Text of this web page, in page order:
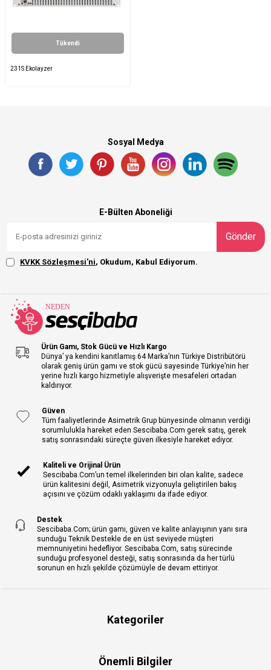
Tükendi
231S Ekolayzer
Sosyal Medya
E-Bülten Aboneliği
Gönder
KVKK Sözleşmesi'ni, Okudum, Kabul Ediyorum.
Ürün Gamı, Stok Gücü ve Hızlı Kargo
Dünya’ ya kendini kanıtlamış 64 Marka’nın Türkiye Distribütörü
olarak geniş ürün gamı ve stok gücü sayesinde Türkiye’nin her
yerine hızlı kargo hizmetiyle alışverişte mesafeleri ortadan
kaldırıyor.
Güven
Tüm faaliyetlerinde Asimetrik Grup bünyesinde olmanın verdiği
sorumlulukla hareket eden Sescibaba.Com gerek satış, gerek
satış sonrasındaki süreçte güven ilkesiyle hareket ediyor.
Kaliteli ve Orijinal Ürün
Sescibaba.Com’un temel ilkelerinden biri olan kalite, sadece
ürün kalitesini değil, Asimetrik vizyonuyla geliştirilen bakış
açısını ve çözüm odaklı yaklaşımı da ifade ediyor.
Destek
Sescibaba.Com; ürün gamı, güven ve kalite anlayışının yanı sıra
sunduğu Teknik Destekle de en üst seviyede müşteri
memnuniyetini hedefliyor. Sescibaba.Com, satış sürecinde
sunduğu profesyonel desteği, satış sonrasında da her türlü
sorunun en hızlı şekilde çözümüyle de devam ettiriyor.
Kategoriler
Önemli Bilgiler